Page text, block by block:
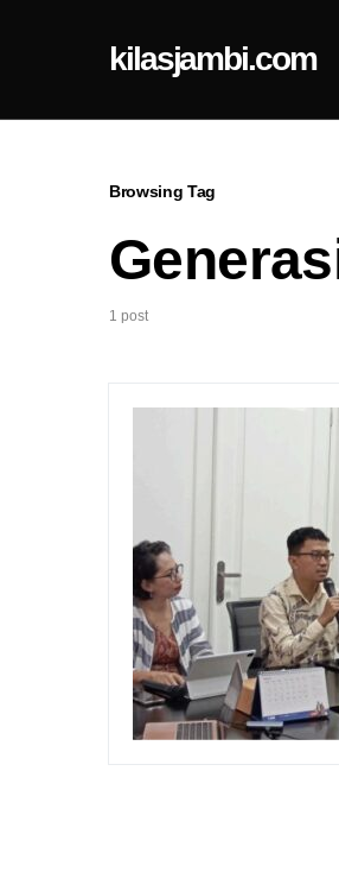
kilasjambi.com
Browsing Tag
1 post